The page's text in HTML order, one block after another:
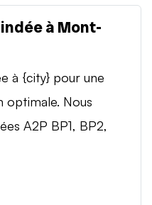
à Mont-
à {city} pour une
Nous
A2P BP1, BP2,